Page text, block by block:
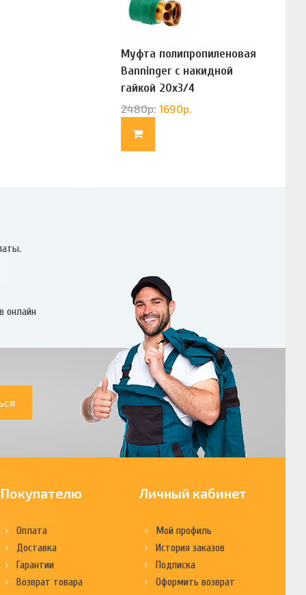
Муфта полипропиленовая
Banninger с накидной
гайкой 20х3/4
(G83322020)
2480р. 1690р.
онлайн
Покупателю
Оплата
Доставка
Гарантии
Возврат товара
Личный кабинет
Мой профиль
История заказов
Подписка
Оформить возврат